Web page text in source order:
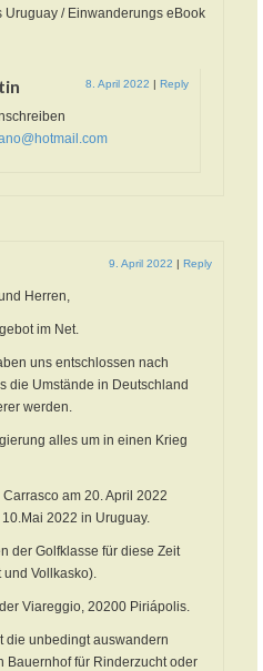
Uruguay / Einwanderungs eBook
8. April 2022 | Reply
9. April 2022 | Reply
Herren,
im Net.
uns entschlossen nach
die Umstände in Deutschland
werden.
alles um in einen Krieg
am 20. April 2022
2022 in Uruguay.
der Golfklasse für diese Zeit
und Vollkasko).
Viareggio, 20200 Piriápolis.
die unbedingt auswandern
Bauernhof für Rinderzucht oder